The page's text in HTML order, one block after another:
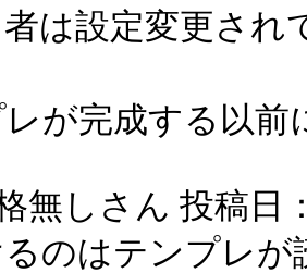
は設定変更され
が完成する以前
無しさん 投稿日
のはテンプレ